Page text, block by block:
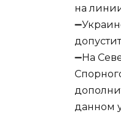
на
➖На
данном